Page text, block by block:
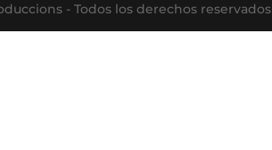
- Todos los derechos reservados